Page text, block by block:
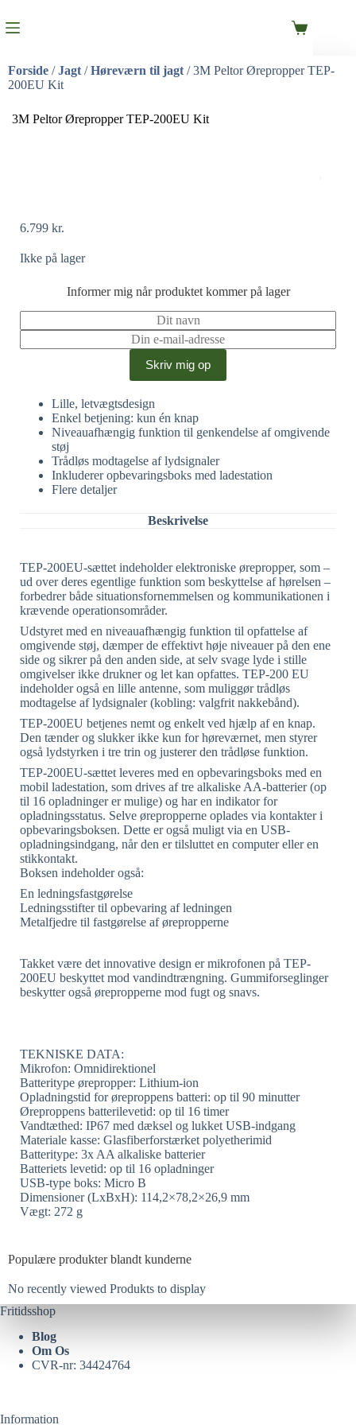
Forside /Jagt /Høreværn til jagt / 3M Peltor Ørepropper TEP-
200EU Kit
3M Peltor Ørepropper TEP-200EU Kit
6.799 kr.
Ikke på lager
Informer mig når produktet kommer på lager
Lille, letvægtsdesign
Enkel betjening: kun én knap
Niveauafhængig funktion til genkendelse af omgivende
støj
Trådløs modtagelse af lydsignaler
Inkluderer opbevaringsboks med ladestation
Flere detaljer
Beskrivelse
TEP-200EU-sættet indeholder elektroniske ørepropper, som –
ud over deres egentlige funktion som beskyttelse af hørelsen –
forbedrer både situationsfornemmelsen og kommunikationen i
krævende operationsområder.
Udstyret med en niveauafhængig funktion til opfattelse af
omgivende støj, dæmper de effektivt høje niveauer på den ene
side og sikrer på den anden side, at selv svage lyde i stille
omgivelser ikke drukner og let kan opfattes. TEP-200 EU
indeholder også en lille antenne, som muliggør trådløs
modtagelse af lydsignaler (kobling: valgfrit nakkebånd).
TEP-200EU betjenes nemt og enkelt ved hjælp af en knap.
Den tænder og slukker ikke kun for høreværnet, men styrer
også lydstyrken i tre trin og justerer den trådløse funktion.
TEP-200EU-sættet leveres med en opbevaringsboks med en
mobil ladestation, som drives af tre alkaliske AA-batterier (op
til 16 opladninger er mulige) og har en indikator for
opladningsstatus. Selve ørepropperne oplades via kontakter i
opbevaringsboksen. Dette er også muligt via en USB-
opladningsindgang, når den er tilsluttet en computer eller en
stikkontakt.
Boksen indeholder også:
En ledningsfastgørelse
Ledningsstifter til opbevaring af ledningen
Metalfjedre til fastgørelse af ørepropperne
Takket være det innovative design er mikrofonen på TEP-
200EU beskyttet mod vandindtrængning. Gummiforseglinger
beskytter også ørepropperne mod fugt og snavs.
TEKNISKE DATA:
Mikrofon: Omnidirektionel
Batteritype ørepropper: Lithium-ion
Opladningstid for øreproppens batteri: op til 90 minutter
Øreproppens batterilevetid: op til 16 timer
Vandtæthed: IP67 med dæksel og lukket USB-indgang
Materiale kasse: Glasfiberforstærket polyetherimid
Batteritype: 3x AA alkaliske batterier
Batteriets levetid: op til 16 opladninger
USB-type boks: Micro B
Dimensioner (LxBxH): 114,2×78,2×26,9 mm
Vægt: 272 g
Populære produkter blandt kunderne
No recently viewed Produkts to display
Fritidsshop
Blog
Om Os
CVR-nr: 34424764
Information